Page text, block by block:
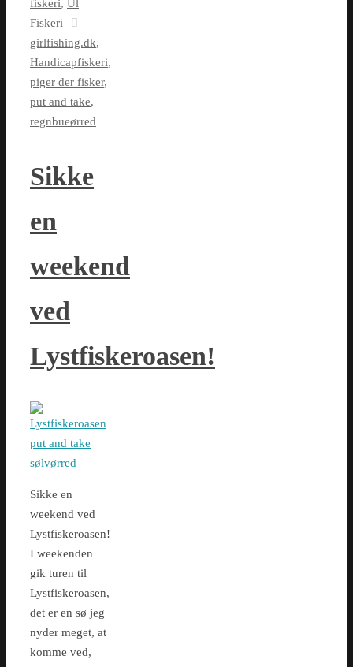
fiskeri, Ul
Fiskeri
girlfishing.dk,
Handicapfiskeri,
piger der fisker,
put and take,
regnbueørred
Sikke
en
weekend
ved
Lystfiskeroasen!
Sikke en
weekend ved
Lystfiskeroasen!
I weekenden
gik turen til
Lystfiskeroasen,
det er en sø jeg
nyder meget, at
komme ved,